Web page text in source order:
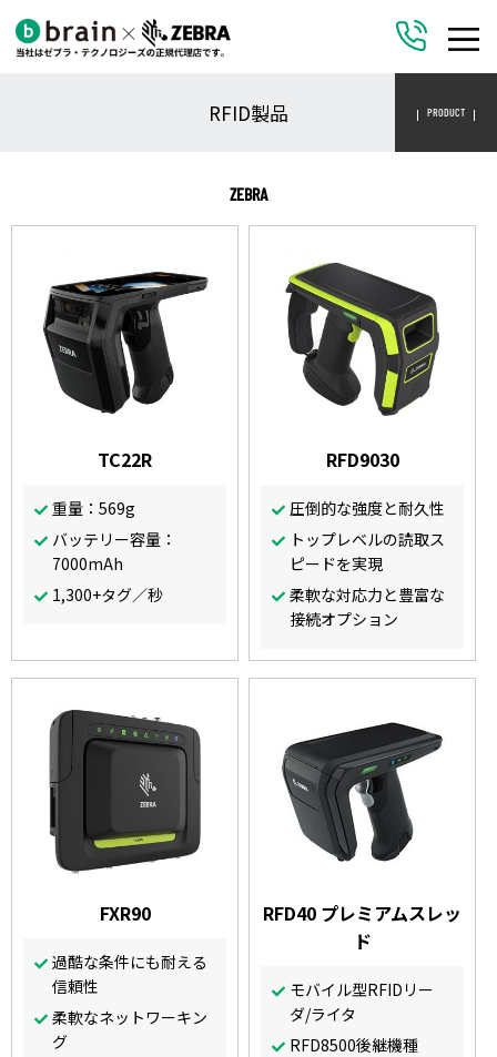
RFID製品 PRODUCT
ZEBRA
TC22R
重量：569g
バッテリー容量：
7000mAh
1,300+タグ／秒
RFD9030
圧倒的な強度と耐久性
トップレベルの読取ス
ピードを実現
柔軟な対応力と豊富な
接続オプション
FXR90
過酷な条件にも耐える
信頼性
柔軟なネットワーキン
グ
RFD40 プレミアムスレッ
ド
モバイル型RFIDリー
ダ/ライタ
RFD8500後継機種